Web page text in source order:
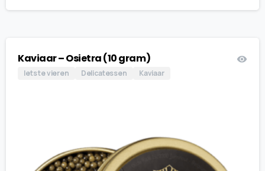
Kaviaar – Osietra (10 gram)
Iets te vieren Delicatessen Kaviaar